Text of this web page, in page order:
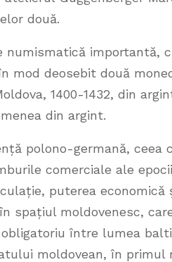
două.
importantă,
mod deosebit două
1400-1432, din
din argint.
polono-germană, ceea
comerciale ale
puterea economică
spațiul moldovenesc,
între lumea
moldovean, în